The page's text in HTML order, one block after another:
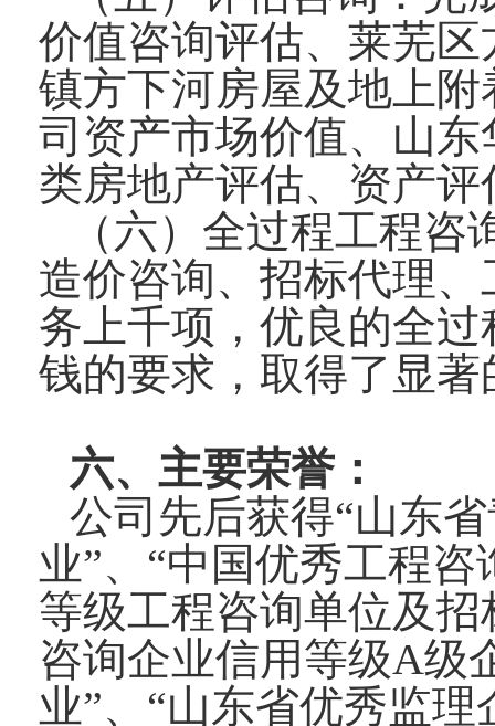
价值咨询评估、莱芜
镇方下河房屋及地上
司资产市场价值、山
类房地产评估、资产
（六）全过程工程
造价咨询、招标代理
务上千项，优良的全
钱的要求，取得了显
六、主要荣誉：
公司先后获得“山东
业”、“中国优秀工程
等级工程咨询单位及
咨询企业信用等级A级
业”、“山东省优秀监